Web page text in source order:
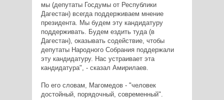
мы (депутаты Госдумы от Республики
Дагестан) всегда поддерживаем мнение
президента. Мы будем эту кандидатуру
поддерживать. Будем ездить туда (в
Дагестан), оказывать содействие, чтобы
депутаты Народного Собрания поддержали
эту кандидатуру. Нас устраивает эта
кандидатура", - сказал Амирилаев.
По его словам, Магомедов - "человек
достойный, порядочный, современный".